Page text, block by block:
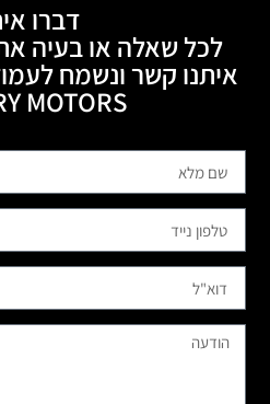
דברו
לכל שאלה או בעיה
איתנו קשר ונשמח
MOTORS.